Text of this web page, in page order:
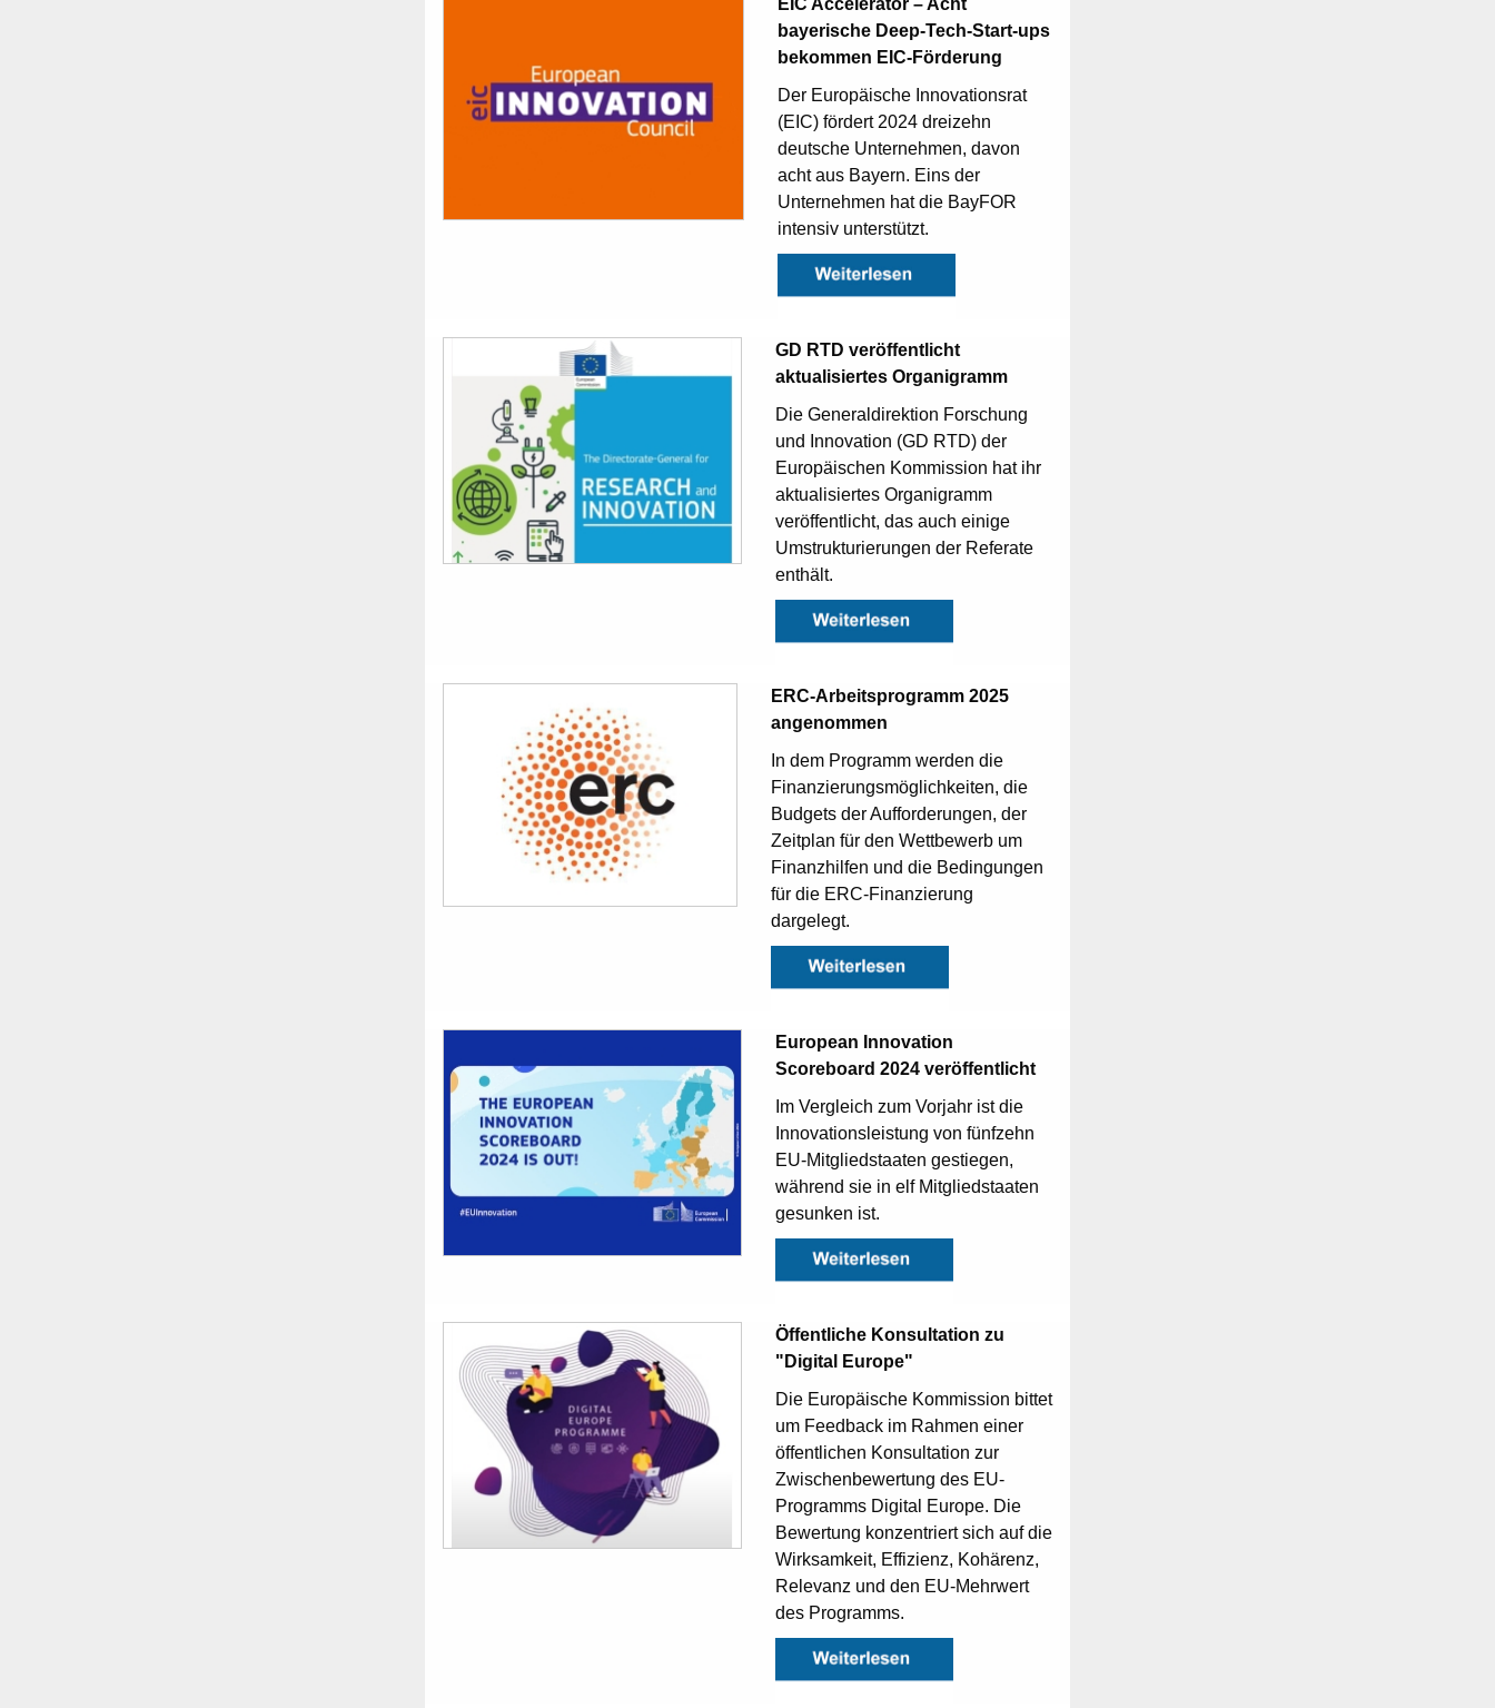
EIC Accelerator – Acht
bayerische Deep-Tech-Start-ups
bekommen EIC-Förderung
Der Europäische Innovationsrat
(EIC) fördert 2024 dreizehn
deutsche Unternehmen, davon
acht aus Bayern. Eins der
Unternehmen hat die BayFOR
intensiv unterstützt.
GD RTD veröffentlicht
aktualisiertes Organigramm
Die Generaldirektion Forschung
und Innovation (GD RTD) der
Europäischen Kommission hat ihr
aktualisiertes Organigramm
veröffentlicht, das auch einige
Umstrukturierungen der Referate
enthält.
ERC-Arbeitsprogramm 2025
angenommen
In dem Programm werden die
Finanzierungsmöglichkeiten, die
Budgets der Aufforderungen, der
Zeitplan für den Wettbewerb um
Finanzhilfen und die Bedingungen
für die ERC-Finanzierung
dargelegt.
European Innovation
Scoreboard 2024 veröffentlicht
Im Vergleich zum Vorjahr ist die
Innovationsleistung von fünfzehn
EU-Mitgliedstaaten gestiegen,
während sie in elf Mitgliedstaaten
gesunken ist.
Öffentliche Konsultation zu
"Digital Europe"
Die Europäische Kommission bittet
um Feedback im Rahmen einer
öffentlichen Konsultation zur
Zwischenbewertung des EU-
Programms Digital Europe. Die
Bewertung konzentriert sich auf die
Wirksamkeit, Effizienz, Kohärenz,
Relevanz und den EU-Mehrwert
des Programms.